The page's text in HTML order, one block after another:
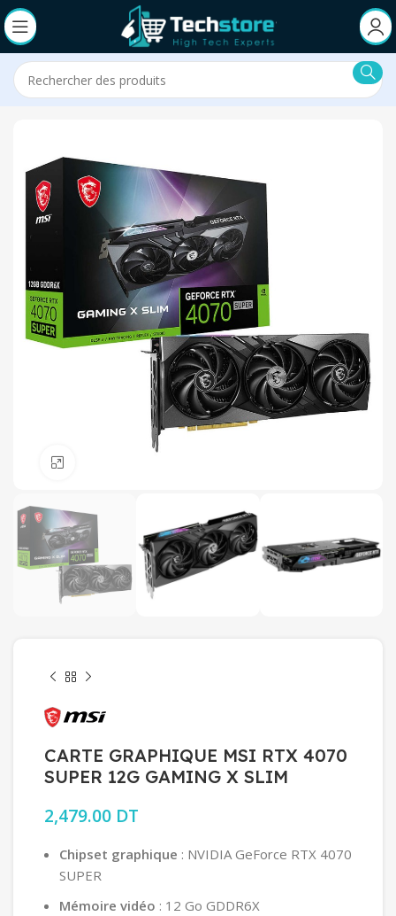
CARTE GRAPHIQUE MSI RTX 4070
SUPER 12G GAMING X SLIM
2,479.00 DT
Chipset graphique : NVIDIA GeForce RTX 4070
SUPER
Mémoire vidéo : 12 Go GDDR6X